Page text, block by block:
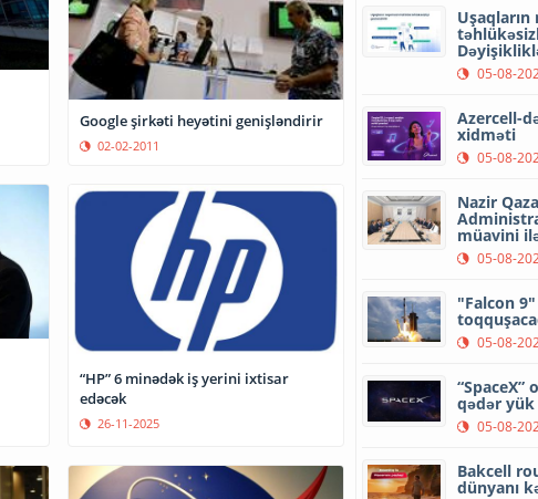
Google şirkəti heyətini genişləndirir
02-02-2011
“HP” 6 minədək iş yerini ixtisar
edəcək
26-11-2025
05-08-
Azercell-
xidməti
05-08-
Nazir
müavini
05-08-
"Falcon
05-08-
qədər yük
05-08-
Bakcell
dünyanı